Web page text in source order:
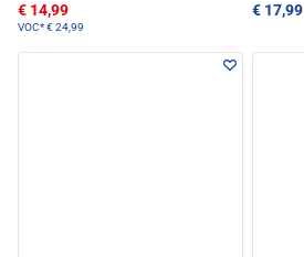
€ 14,99
VOC*€ 24,99
€ 17,99